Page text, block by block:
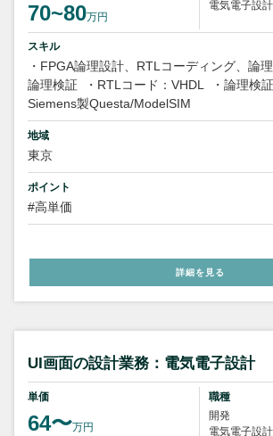
70~80万円
電気電子設計
スキル
・FPGA論理設計、RTLコーディング、論
論理検証
・RTLコード：VHDL
・論理検
Siemens製Questa/ModelSIM
地域
東京
ポイント
#高単価
詳細を見る
UI画面の設計業務：電気電子設計
単価
64〜万円
職種
開発
電気電子設計